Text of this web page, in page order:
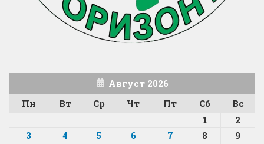
Август 2026
Пн
Вт Ср Чт Пт Сб
Вс
1
2
3
4 5 6 7 8
9